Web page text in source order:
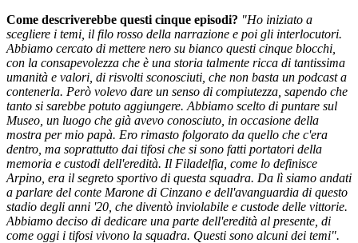
Come descriverebbe questi cinque episodi? "Ho iniziato a
scegliere i temi, il filo rosso della narrazione e poi gli interlocutori.
Abbiamo cercato di mettere nero su bianco questi cinque blocchi,
con la consapevolezza che è una storia talmente ricca di tantissima
umanità e valori, di risvolti sconosciuti, che non basta un podcast a
contenerla. Però volevo dare un senso di compiutezza, sapendo che
tanto si sarebbe potuto aggiungere. Abbiamo scelto di puntare sul
Museo, un luogo che già avevo conosciuto, in occasione della
mostra per mio papà. Ero rimasto folgorato da quello che c'era
dentro, ma soprattutto dai tifosi che si sono fatti portatori della
memoria e custodi dell'eredità. Il Filadelfia, come lo definisce
Arpino, era il segreto sportivo di questa squadra. Da lì siamo andati
a parlare del conte Marone di Cinzano e dell'avanguardia di questo
stadio degli anni '20, che diventò inviolabile e custode delle vittorie.
Abbiamo deciso di dedicare una parte dell'eredità al presente, di
come oggi i tifosi vivono la squadra. Questi sono alcuni dei temi".